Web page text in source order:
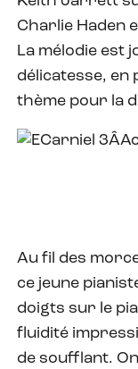
Charlie Haden
La mélodie est
délicatesse,
thème pour la
Au fil des
ce jeune
doigts sur le
fluidité
de soufflant.